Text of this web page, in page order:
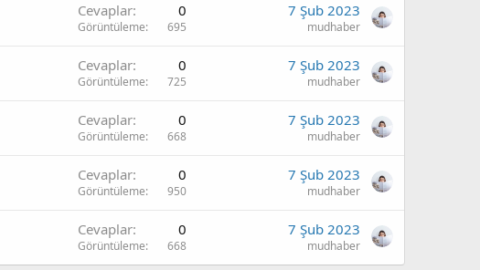
Cevaplar 0
Görüntüleme 695
7 Şub 2023
mudhaber
Cevaplar 0
Görüntüleme 725
7 Şub 2023
mudhaber
Cevaplar 0
Görüntüleme 668
7 Şub 2023
mudhaber
Cevaplar 0
Görüntüleme 950
7 Şub 2023
mudhaber
Cevaplar 0
Görüntüleme 668
7 Şub 2023
mudhaber